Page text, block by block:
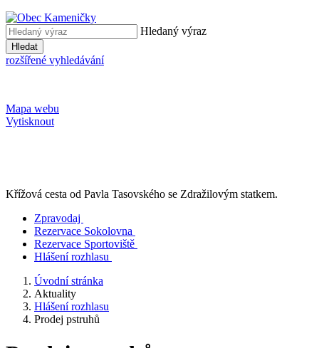
Hledaný výraz
Hledat
rozšířené vyhledávání
Mapa webu
Vytisknout
Křížová cesta od Pavla Tasovského se Zdražilovým statkem.
Zpravodaj
Rezervace Sokolovna
Rezervace Sportoviště
Hlášení rozhlasu
Úvodní stránka
Aktuality
Hlášení rozhlasu
Prodej pstruhů